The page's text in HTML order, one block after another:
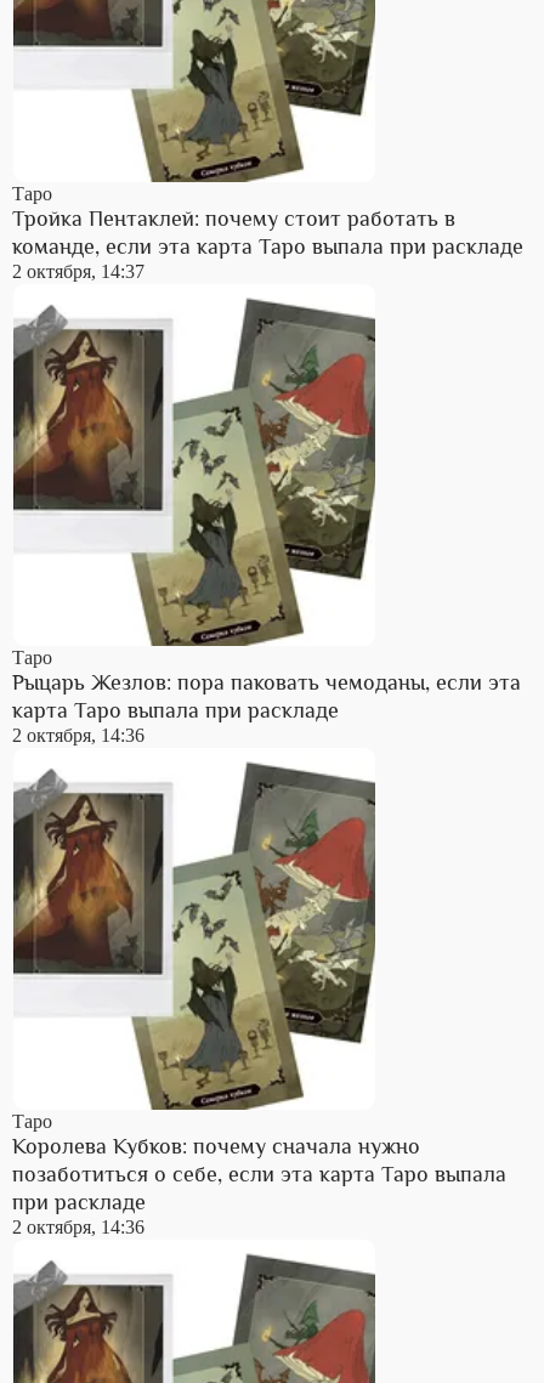
Таро
Тройка Пентаклей: почему стоит работать в
команде, если эта карта Таро выпала при раскладе
2 октября, 14:37
Таро
Рыцарь Жезлов: пора паковать чемоданы, если эта
карта Таро выпала при раскладе
2 октября, 14:36
Таро
Королева Кубков: почему сначала нужно
позаботиться о себе, если эта карта Таро выпала
при раскладе
2 октября, 14:36